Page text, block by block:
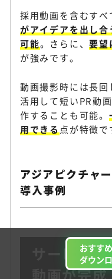
おすす
ダウン
採用動画を含むすべ
がアイデアを出し
可能。さらに、要望
が強みです。
動画撮影時には長
活用して短いPR動
作することも可能。
用できる 点が特徴で
アジアピクチャ
導入事例
サービス
動画が完成